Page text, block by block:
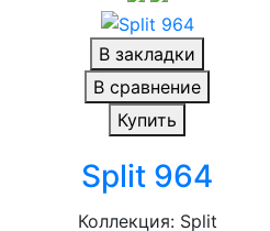
В закладки
В сравнение
Купить
Split 964
Коллекция: Split